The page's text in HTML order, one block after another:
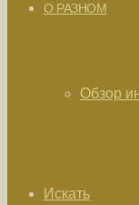
О РАЗНОМ
Обзор
Искать